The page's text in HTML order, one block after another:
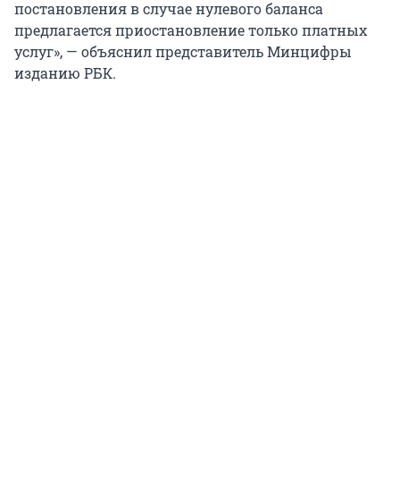
постановления в случае нулевого баланса
предлагается приостановление только платных
услуг», — объяснил представитель Минцифры
изданию РБК.